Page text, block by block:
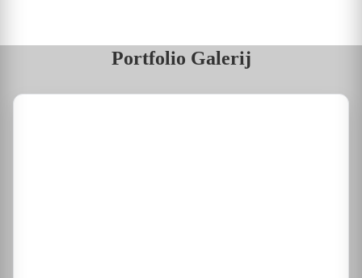
Portfolio Galerij